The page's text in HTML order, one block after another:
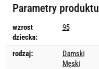
Parametry produktu
wzrost
dziecka:
95
rodzaj:
Damski
Męski